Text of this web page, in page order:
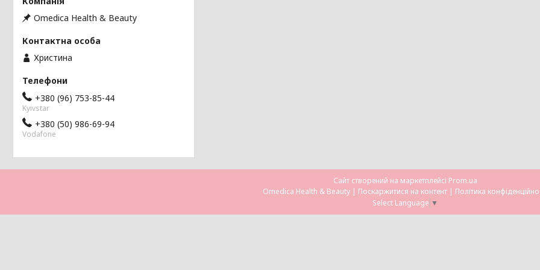
Omedica Health & Beauty
Христина
+380 (96) 753-85-44
Kyivstar
+380 (50) 986-69-94
Vodafone
Сайт створений на маркетплейсі Prom.ua
Omedica Health & Beauty | Поскаржитися на контент | Політика
Select Language ▼